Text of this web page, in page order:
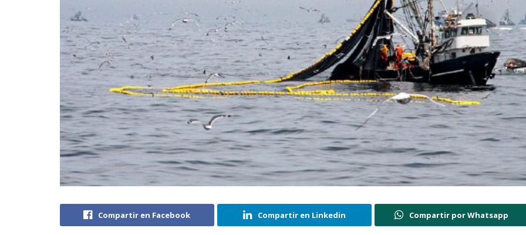
Compartir en Facebook Compartir en Linkedin Compartir por Whatsapp